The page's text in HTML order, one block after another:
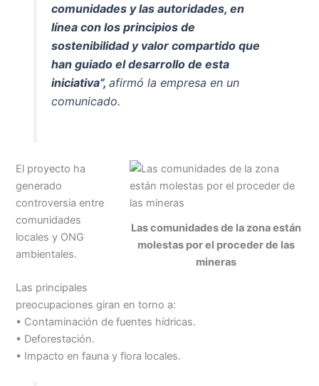
comunidades y las autoridades, en
línea con los principios de
sostenibilidad y valor compartido que
han guiado el desarrollo de esta
iniciativa”, afirmó la empresa en un
comunicado.
Las comunidades de la zona están
molestas por el proceder de las
mineras
El proyecto ha
generado
controversia entre
comunidades
locales y ONG
ambientales.
Las principales
preocupaciones giran en torno a:
• Contaminación de fuentes hídricas.
• Deforestación.
• Impacto en fauna y flora locales.